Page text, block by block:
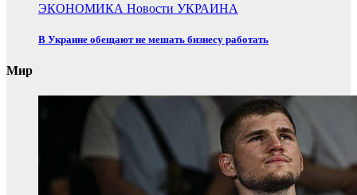
ЭКОНОМИКА Новости УКРАИНА
В Украине обещают не мешать бизнесу работать
Мир